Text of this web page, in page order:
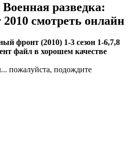
разведка:
смотреть онлайн
фронт (2010) 1-3 сезон 1-6,7,8
файл в хорошем качестве
пожалуйста, подождите